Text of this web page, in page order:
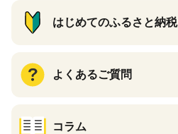
はじめてのふるさと納税
よくあるご質問
コラム